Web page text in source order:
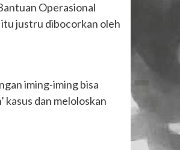
Operasional
justru dibocorkan oleh
iming-iming bisa
kasus dan meloloskan